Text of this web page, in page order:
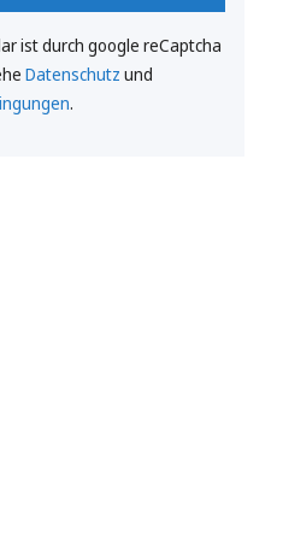
ist durch google reCaptcha
Datenschutz und
.